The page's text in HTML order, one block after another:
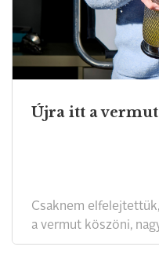
Újra itt a
Csaknem
a vermut köszöni,